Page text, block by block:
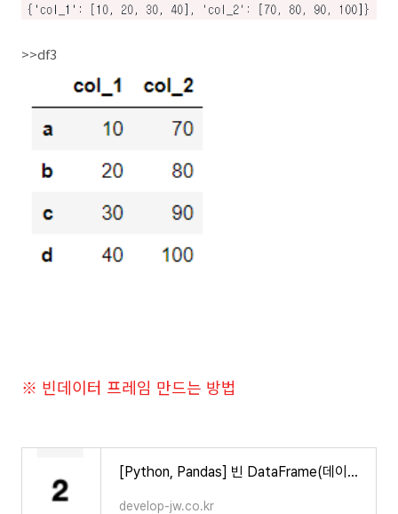
>>df3
※ 빈데이터 프레임 만드는 방법
[Python, Pandas] 빈 DataFrame(데이터 프레임) 생성 방법
develop-jw.co.kr